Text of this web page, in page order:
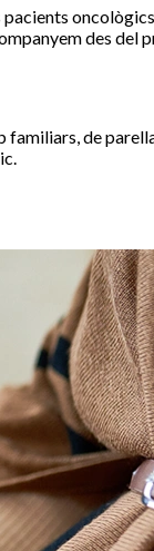
des del
de